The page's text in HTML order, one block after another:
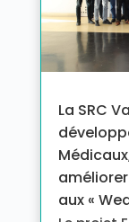
La SRC
aux «